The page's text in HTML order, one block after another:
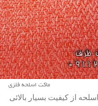
ماکت اسلحه فلزی
از کیفیت بسیار بالائی